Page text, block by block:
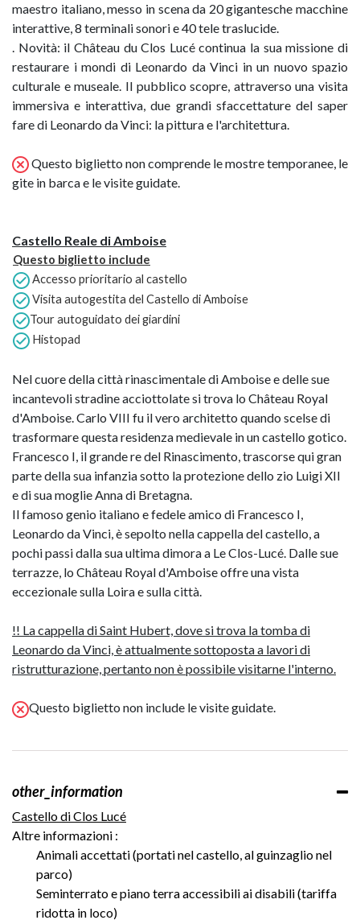
maestro italiano, messo in scena da 20 gigantesche macchine
interattive, 8 terminali sonori e 40 tele traslucide.
. Novità: il Château du Clos Lucé continua la sua missione di
restaurare i mondi di Leonardo da Vinci in un nuovo spazio
culturale e museale. Il pubblico scopre, attraverso una visita
immersiva e interattiva, due grandi sfaccettature del saper
fare di Leonardo da Vinci: la pittura e l'architettura.
Questo biglietto non comprende le mostre temporanee, le
gite in barca e le visite guidate.
Castello Reale di Amboise
Questo biglietto include
Accesso prioritario al castello
Visita autogestita del Castello di Amboise
Tour autoguidato dei giardini
Histopad
Nel cuore della città rinascimentale di Amboise e delle sue
incantevoli stradine acciottolate si trova lo Château Royal
d'Amboise. Carlo VIII fu il vero architetto quando scelse di
trasformare questa residenza medievale in un castello gotico.
Francesco I, il grande re del Rinascimento, trascorse qui gran
parte della sua infanzia sotto la protezione dello zio Luigi XII
e di sua moglie Anna di Bretagna.
Il famoso genio italiano e fedele amico di Francesco I,
Leonardo da Vinci, è sepolto nella cappella del castello, a
pochi passi dalla sua ultima dimora a Le Clos-Lucé. Dalle sue
terrazze, lo Château Royal d'Amboise offre una vista
eccezionale sulla Loira e sulla città.
!! La cappella di Saint Hubert, dove si trova la tomba di
Leonardo da Vinci, è attualmente sottoposta a lavori di
ristrutturazione, pertanto non è possibile visitarne l'interno.
Questo biglietto non include le visite guidate.
other_information
Castello di Clos Lucé
Altre informazioni :
Animali accettati (portati nel castello, al guinzaglio nel
parco)
Seminterrato e piano terra accessibili ai disabili (tariffa
ridotta in loco)